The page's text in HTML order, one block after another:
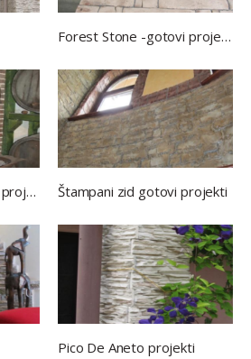
Forest Stone -gotovi projekti
Banatska cigla -gotovi projekti Štampani zid gotovi projekti
Pico De Aneto projekti